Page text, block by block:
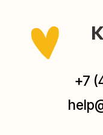
Мастерские упаковки